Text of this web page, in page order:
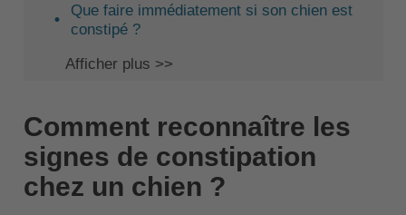
Que faire immédiatement si son chien est
constipé ?
Afficher plus >>
Comment reconnaître les
signes de constipation
chez un chien ?